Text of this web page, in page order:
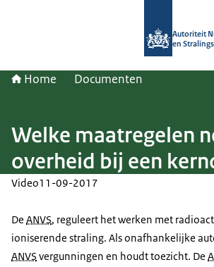
Autoriteit
en
Home Documenten
Welke maatregelen
overheid bij een
Video11-09-2017
De ANVS, reguleert het werken met
ioniserende straling. Als onafhankelijke
ANVS vergunningen en houdt toezicht. De